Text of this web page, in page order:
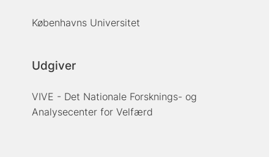
Københavns Universitet
Udgiver
VIVE - Det Nationale Forsknings- og
Analysecenter for Velfærd